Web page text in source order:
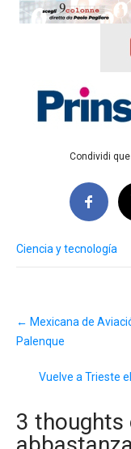
Condividi
Ciencia y tecnología
navigation
← Mexicana de
Palenque
Vuelve a Trieste
3 thoughts